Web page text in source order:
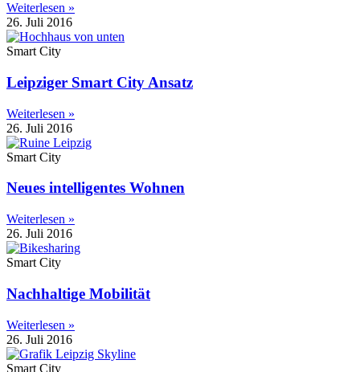
Weiterlesen »
26. Juli 2016
Smart City
Leipziger Smart City Ansatz
Weiterlesen »
26. Juli 2016
Smart City
Neues intelligentes Wohnen
Weiterlesen »
26. Juli 2016
Smart City
Nachhaltige Mobilität
Weiterlesen »
26. Juli 2016
Smart City